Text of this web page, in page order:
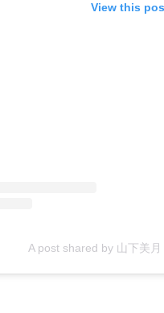
View this
A post shared by 山下美